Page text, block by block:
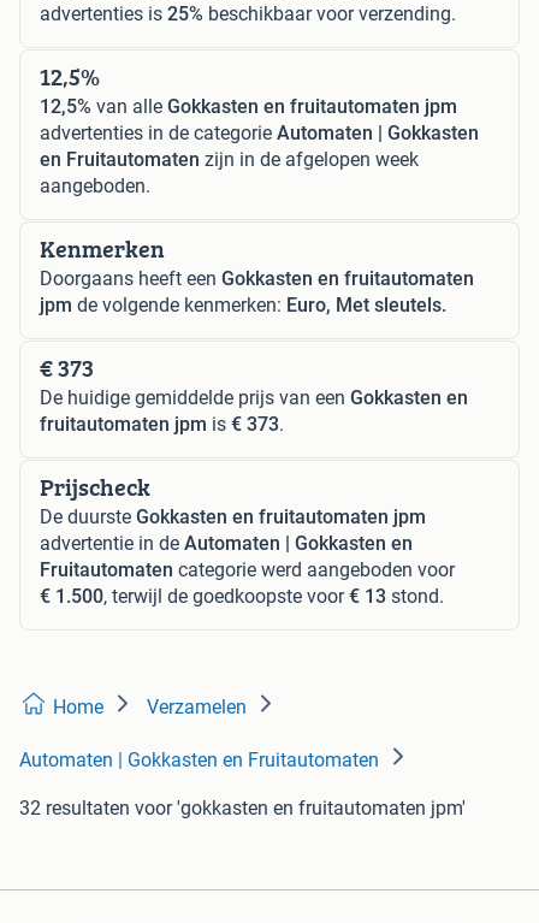
advertenties is 25% beschikbaar voor verzending.
12,5%
12,5% van alle Gokkasten en fruitautomaten jpm
advertenties in de categorie Automaten | Gokkasten
en Fruitautomaten zijn in de afgelopen week
aangeboden.
Kenmerken
Doorgaans heeft een Gokkasten en fruitautomaten
jpm de volgende kenmerken: Euro, Met sleutels.
€ 373
De huidige gemiddelde prijs van een Gokkasten en
fruitautomaten jpm is € 373.
Prijscheck
De duurste Gokkasten en fruitautomaten jpm
advertentie in de Automaten | Gokkasten en
Fruitautomaten categorie werd aangeboden voor
€ 1.500, terwijl de goedkoopste voor€ 13 stond.
Home Verzamelen
Automaten | Gokkasten en Fruitautomaten
32 resultaten voor 'gokkasten en fruitautomaten jpm'